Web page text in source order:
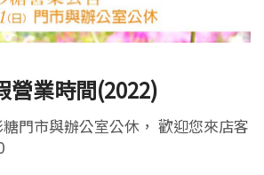
營業時間(2022)
門市與辦公室公休， 歡迎您來店客